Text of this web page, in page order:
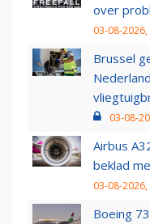
over
03-08-
Brussel
03-08-
Airbus
beklad
03-08-
Boeing